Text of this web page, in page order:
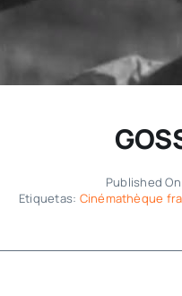
Published
Etiquetas: Cinémathèque